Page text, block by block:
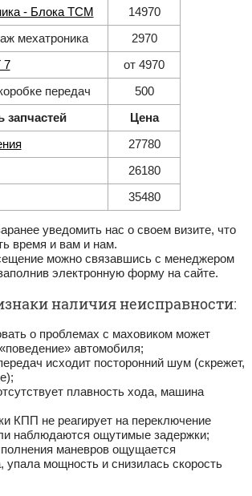
- Блока ТСМ
14970
мехатроника
2970
7
от 4970
передач
500
запчастей
Цена
27780
26180
35480
уведомить нас о своем визите, что
время и вам и нам.
можно связавшись с менеджером
электронную форму на сайте.
наличия неисправности:
о проблемах с маховиком может
автомобиля;
исходит посторонний шум (скрежет,
плавность хода, машина
КПП не реагирует на переключение
наблюдаются ощутимые задержки;
маневров ощущается
упала мощность и снизилась скорость